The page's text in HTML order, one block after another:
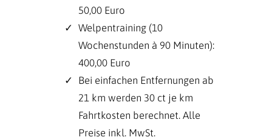
50,00 Euro
Welpentraining (10
Wochenstunden à 90 Minuten):
400,00 Euro
Bei einfachen Entfernungen ab
21 km werden 30 ct je km
Fahrtkosten berechnet. Alle
Preise inkl. MwSt.